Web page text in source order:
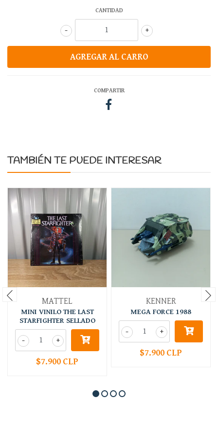
CANTIDAD
+
-
COMPARTIR
TAMBIÉN TE PUEDE INTERESAR
MATTEL
MINI VINILO THE LAST
STARFIGHTER SELLADO
+
-
$7.900 CLP
KENNER
MEGA FORCE 1988
+
-
$7.900 CLP